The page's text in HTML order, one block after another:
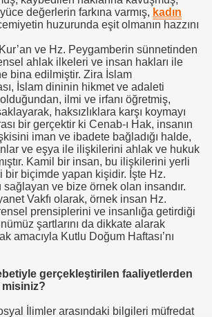
değerlerin farkına varmış, kadın
huzurunda eşit olmanın hazzını
ve Hz. Peygamberin sünnetinden
ahlak ilkeleri ve insan hakları ile
bina edilmiştir. Zira İslam
İslam dininin hikmet ve adaleti
ilmi ve irfanı öğretmiş,
haksızlıklara karşı koymayı
bir gerçektir ki Cenab-ı Hak, insanın
iman ve ibadete bağladığı halde,
ve eşya ile ilişkilerini ahlak ve hukuk
Kamil bir insan, bu ilişkilerini yerli
bir biçimde yapan kişidir. İşte Hz.
sağlayan ve bize örnek olan insandır.
Vakfı olarak, örnek insan Hz.
prensiplerini ve insanlığa getirdiği
şartlarını da dikkate alarak
amacıyla Kutlu Doğum Haftası’nı
gerçekleştirilen faaliyetlerden
misiniz?
İlimler arasındaki bilgileri müfredat